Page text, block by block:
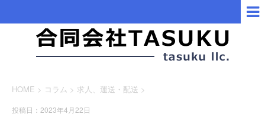
HOME > コラム > 求人 、 運送・配送 >
投稿日：2023年4月22日